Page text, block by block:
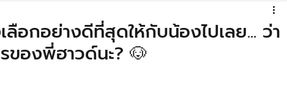
ลือกอย่างดีที่สุดให้กับน้องไปเลย... ว่า
ของพี่ฮาวด์นะ? 🐶